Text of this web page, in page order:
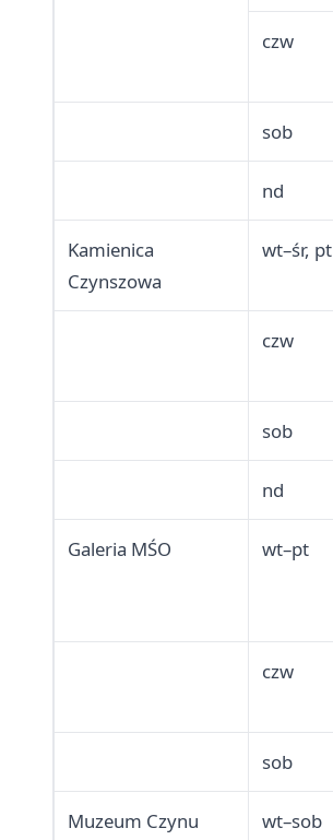
czw
sob
nd
Kamienica
Czynszowa
wt–śr, pt
czw
sob
nd
Galeria MŚO wt–pt
czw
sob
Muzeum Czynu
wt–sob